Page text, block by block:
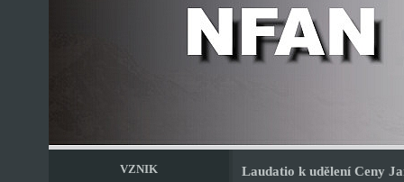
VZNIK Laudatio k udělení Ceny